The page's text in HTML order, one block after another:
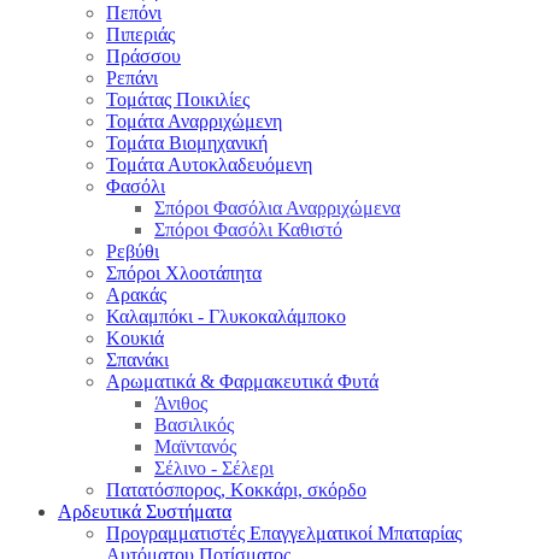
Πεπόνι
Πιπεριάς
Πράσσου
Ρεπάνι
Τομάτας Ποικιλίες
Τομάτα Αναρριχώμενη
Τομάτα Βιομηχανική
Τομάτα Αυτοκλαδευόμενη
Φασόλι
Σπόροι Φασόλια Αναρριχώμενα
Σπόροι Φασόλι Καθιστό
Ρεβύθι
Σπόροι Χλοοτάπητα
Αρακάς
Καλαμπόκι - Γλυκοκαλάμποκο
Κουκιά
Σπανάκι
Αρωματικά & Φαρμακευτικά Φυτά
Άνιθος
Βασιλικός
Μαϊντανός
Σέλινο - Σέλερι
Πατατόσπορος, Κοκκάρι, σκόρδο
Αρδευτικά Συστήματα
Προγραμματιστές Επαγγελματικοί Μπαταρίας
Αυτόματου Ποτίσματος